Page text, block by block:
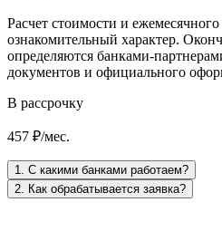
Расчет стоимости и
ознакомительный характер.
определяются банками-
документов и официального
В рассрочку
457 ₽/мес.
1. С какими банками работаем?
2. Как обрабатывается заявка?